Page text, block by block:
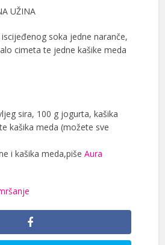
UŽINA
soka jedne naranče,
cimeta te jedne kašike meda
sira, 100 g jogurta, kašika
kašika meda (možete sve
i kašika meda,piše Aura